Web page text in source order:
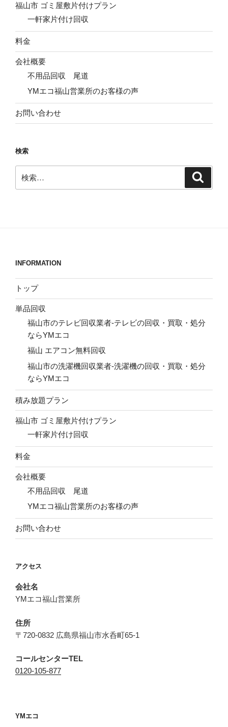
福山市 ゴミ屋敷片付けプラン
一軒家片付け回収
料金
会社概要
不用品回収 尾道
YMエコ福山営業所のお客様の声
お問い合わせ
検索
索:
INFORMATION
トップ
単品回収
福山市のテレビ回収業者-テレビの回収・買取・処分
ならYMエコ
福山 エアコン無料回収
福山市の洗濯機回収業者-洗濯機の回収・買取・処分
ならYMエコ
積み放題プラン
福山市 ゴミ屋敷片付けプラン
一軒家片付け回収
料金
会社概要
不用品回収 尾道
YMエコ福山営業所のお客様の声
お問い合わせ
アクセス
会社名
YMエコ福山営業所
住所
〒720-0832 広島県福山市水呑町65-1
コールセンターTEL
0120-105-877
YMエコ